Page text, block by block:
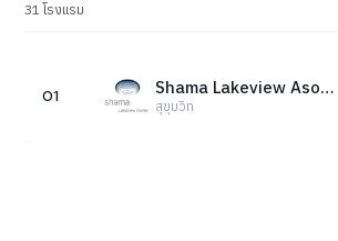
31 โรงแรม
01 Shama Lakeview Asoke
สุขุมวิท